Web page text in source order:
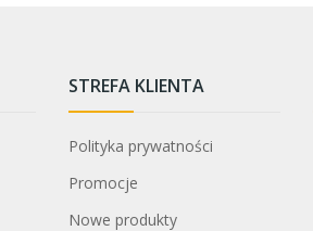
STREFA KLIENTA
Polityka prywatności
Promocje
Nowe produkty